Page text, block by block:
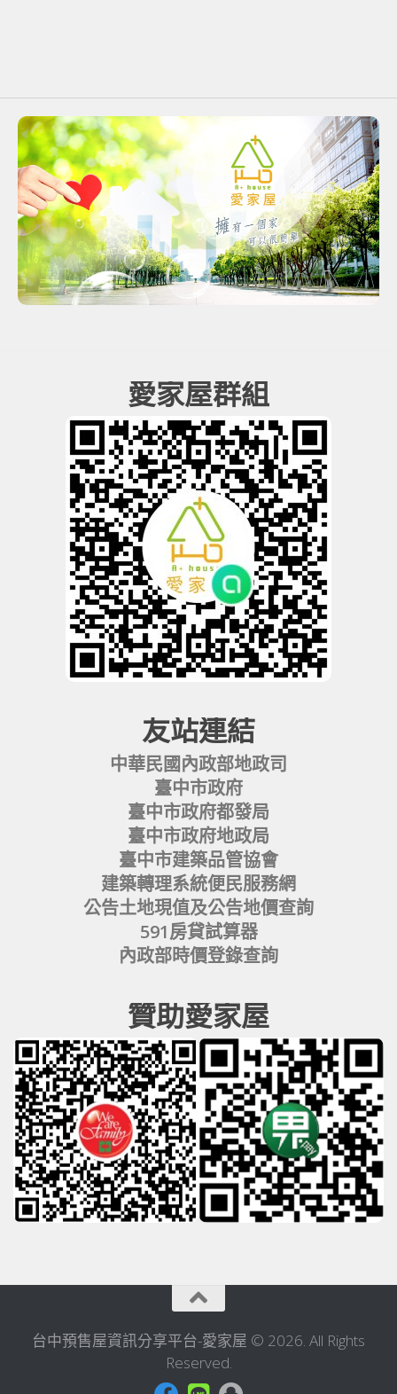
愛家屋群組
友站連結
中華民國內政部地政司
臺中市政府
臺中市政府都發局
臺中市政府地政局
臺中市建築品管協會
建築轉理系統便民服務網
公告土地現值及公告地價查詢
591房貸試算器
內政部時價登錄查詢
贊助愛家屋
台中預售屋資訊分享平台-愛家屋 © 2026. All Rights
Reserved.